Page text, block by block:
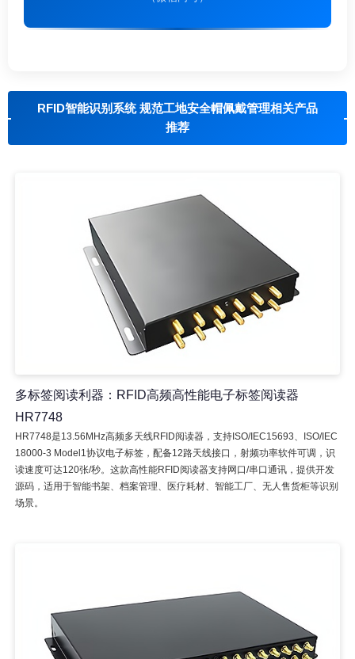
RFID智能识别系统 规范工地安全帽佩戴管理相关产品
推荐
多标签阅读利器：RFID高频高性能电子标签阅读器
HR7748
HR7748是13.56MHz高频多天线RFID阅读器，支持ISO/IEC15693、ISO/IEC
18000-3 Model1协议电子标签，配备12路天线接口，射频功率软件可调，识
读速度可达120张/秒。这款高性能RFID阅读器支持网口/串口通讯，提供开发
源码，适用于智能书架、档案管理、医疗耗材、智能工厂、无人售货柜等识别
场景。